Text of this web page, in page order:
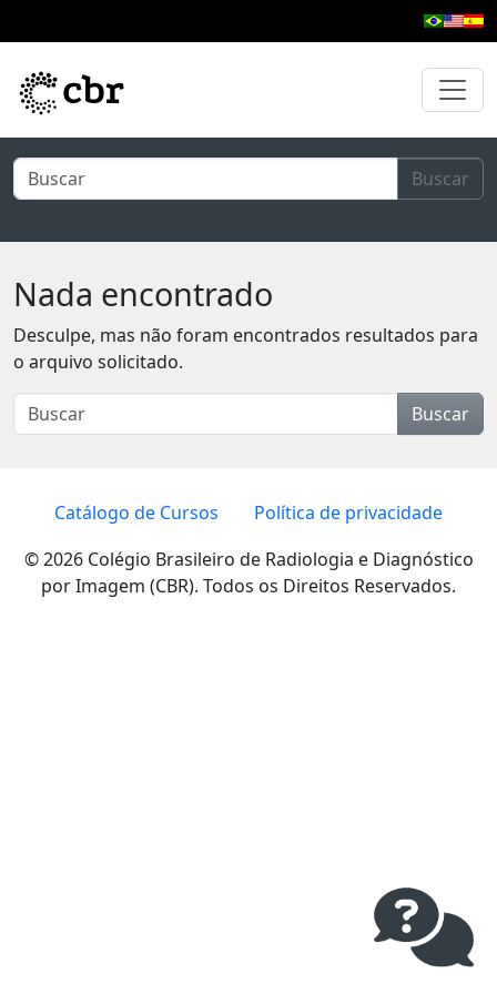
Buscar
Nada encontrado
Desculpe, mas não foram encontrados resultados para
o arquivo solicitado.
Buscar
Catálogo de Cursos
Política de privacidade
© 2026 Colégio Brasileiro de Radiologia e Diagnóstico
por Imagem (CBR). Todos os Direitos Reservados.